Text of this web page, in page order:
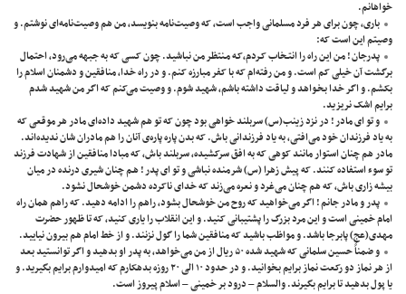
خواهانم.
باری، چون برای هر فرد مسلمانی واجب است، که وصیت‌نامه بنویسد، من هم وصیت‌نامه‌ای نوشتم. و
وصیتم این است که:
پدرجان ! من این راه را انتـخاب کـردم،کـه مـنتظر من نباشید. چون کسی که به جبهه می‌رود، احتمال
برگشت آن خیلی کم است. و من رفته‌ام که با کفر مبارزه کنم. و در راه خدا، منافقین و دشمنان اسلام را
بکشم. و اگر خدا بخـواهد و لیاقت داشته باشم، شهید شوم. و وصیت می‌کنم که اگر من شهید شدم
برایم اشک نریزید.
و تو‌ ای مادر ! در نزد زینب(س) سربلند خواهی بود چون که تو هم شهید داده‌ای مادر هر موقعی که
به یاد فرزندان خود می‌افتی، به یاد فرزندانی باش. که بدن پاره پاره‌ی آنان را هم مادران شان ندیده‌اند.
مادر هم چنان استوار مانند کوهی که به افق سرکشیده، سربلند باش، که مبادا منافقین از شهادت فرزند
تو سوء استفاده کنند. که پیش زهرا (س) شرمنده نباشی و تو‌ ای پدر ! هـم چنان شیری درنده در میان
بیشه زاری باش، که هم چنان می‌غرد و نعره می‌زند که خدای ناکرده دشمن خوشحال نشود.
پدر و مادر جانم ! اگر می‌خواهید که روح من خوشحال بشود، راهم را ادامه دهید. که راهم همان راه
امام خمینی است و این مرد بزرگ را پشتیبانی کنید. و این انقلاب را یاری کنید، که تا ظهور حضرت
مهدی(عج) پابرجا باشد. و مواظب باشید که منافقین شما را گول نزنند. و از خط امام هم بیرون نیایید.
و ضمناً حسین سلمانی که شهید شده ۵۰ ریال از من می‌خواهد، به پدر او بدهید و اگر توانستید بعد
از هر نماز دو رکعت نماز برایم بخوانید. و در حدود ۱۰ الی ۲۰ روزه بدهکارم که امیدوارم برایم بگیرید. و
یا پول بدهید تا برایم بگیرند. والسلام – درود بر خمینی – اسلام پیروز است.